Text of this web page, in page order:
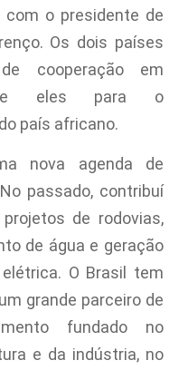
com o presidente de
Os dois países
cooperação em
eles para o
país africano.
nova agenda de
passado, contribuí
de rodovias,
de água e geração
O Brasil tem
grande parceiro de
fundado no
e da indústria, no